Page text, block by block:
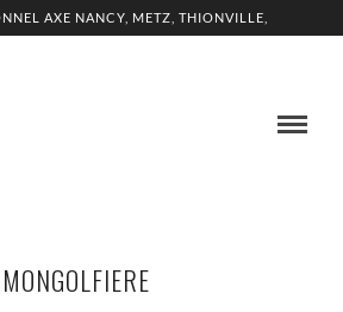
AXE NANCY, METZ, THIONVILLE,
MONGOLFIERE